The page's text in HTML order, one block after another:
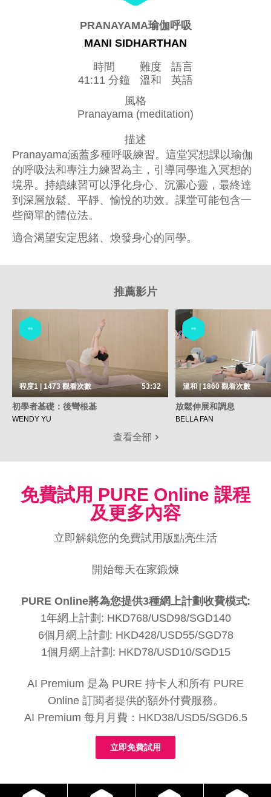
PRANAYAMA瑜伽呼吸
MANI SIDHARTHAN
時間
41:11 分鐘
難度
溫和
語言
英語
風格
Pranayama (meditation)
描述
Pranayama涵蓋多種呼吸練習。這堂冥想課以瑜伽
的呼吸法和專注力練習為主，引導同學進入冥想的
境界。持續練習可以淨化身心、沉澱心靈，最終達
到深層放鬆、平靜、愉悅的功效。課堂可能包含一
些簡單的體位法。
適合渴望安定思緒、煥發身心的同學。
推薦影片
瑜伽
程度1 | 1473觀看次數 53:32
初學者基礎：後彎根基
WENDY YU
瑜伽
溫和 | 1860 觀看次數
放鬆伸展和調息
BELLA FAN
查看全部
免費試用 PURE Online 課程
及更多內容
立即解鎖您的免費試用版點亮生活
開始每天在家鍛煉
PURE Online將為您提供3種網上計劃收費模式:
1年網上計劃: HKD768/USD98/SGD140
6個月網上計劃: HKD428/USD55/SGD78
1個月網上計劃: HKD78/USD10/SGD15
AI Premium 是為 PURE 持卡人和所有 PURE
Online 訂閲者提供的額外付費服務。
AI Premium 每月月費：HKD38/USD5/SGD6.5
立即免費試用